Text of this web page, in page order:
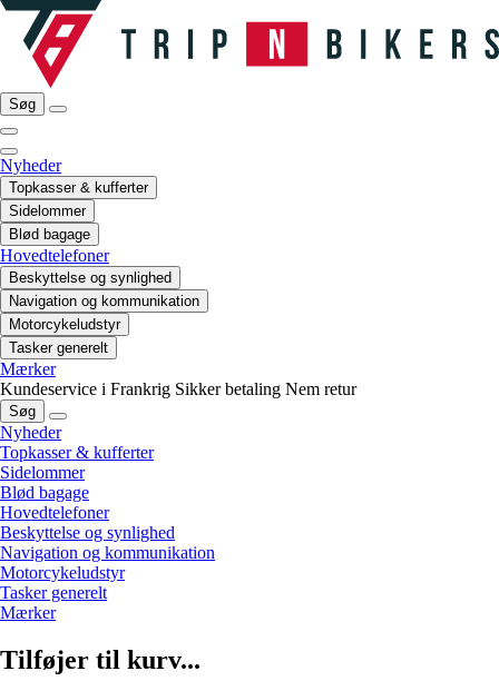
Søg
Nyheder
Topkasser & kufferter
Sidelommer
Blød bagage
Hovedtelefoner
Beskyttelse og synlighed
Navigation og kommunikation
Motorcykeludstyr
Tasker generelt
Mærker
Kundeservice i Frankrig Sikker betaling Nem retur
Søg
Nyheder
Topkasser & kufferter
Sidelommer
Blød bagage
Hovedtelefoner
Beskyttelse og synlighed
Navigation og kommunikation
Motorcykeludstyr
Tasker generelt
Mærker
Tilføjer til kurv...